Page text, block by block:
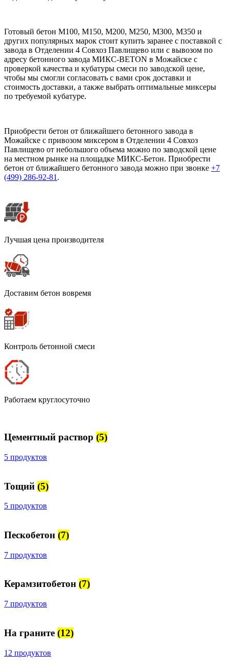
Готовый бетон М100, М150, М200, М250, М300, М350 и
других популярных марок стоит купить заранее с поставкой с
завода в Отделении 4 Совхоз Павлищево или с вывозом по
адресу бетонного завода МИКС-BETON в Можайске с
проверкой качества и кубатуры смеси по заводской цене,
чтобы мы смогли согласовать с вами срок доставки и
стоимость доставки, а также выбрать оптимальные миксеры
по требуемой кубатуре.
Приобрести бетон от ближайшего бетонного завода в
Можайске с привозом миксером в Отделении 4 Совхоз
Павлищево от небольшого объема можно по заводской цене
на местном рынке на площадке МИКС-Бетон. Приобрести
бетон от ближайшего бетонного завода можно при звонке +7
(499) 286-92-81 .
Лучшая цена производителя
Доставим бетон вовремя
Контроль бетонной смеси
Работаем круглосуточно
Цементный раствор (5)
5 продуктов
Тощий (5)
5 продуктов
Пескобетон (7)
7 продуктов
Керамзитобетон (7)
7 продуктов
На граните (12)
12 продуктов